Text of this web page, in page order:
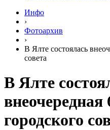
Инфо
›
Фотоархив
›
В Ялте состоялась
совета
В Ялте
внеочередная
городского